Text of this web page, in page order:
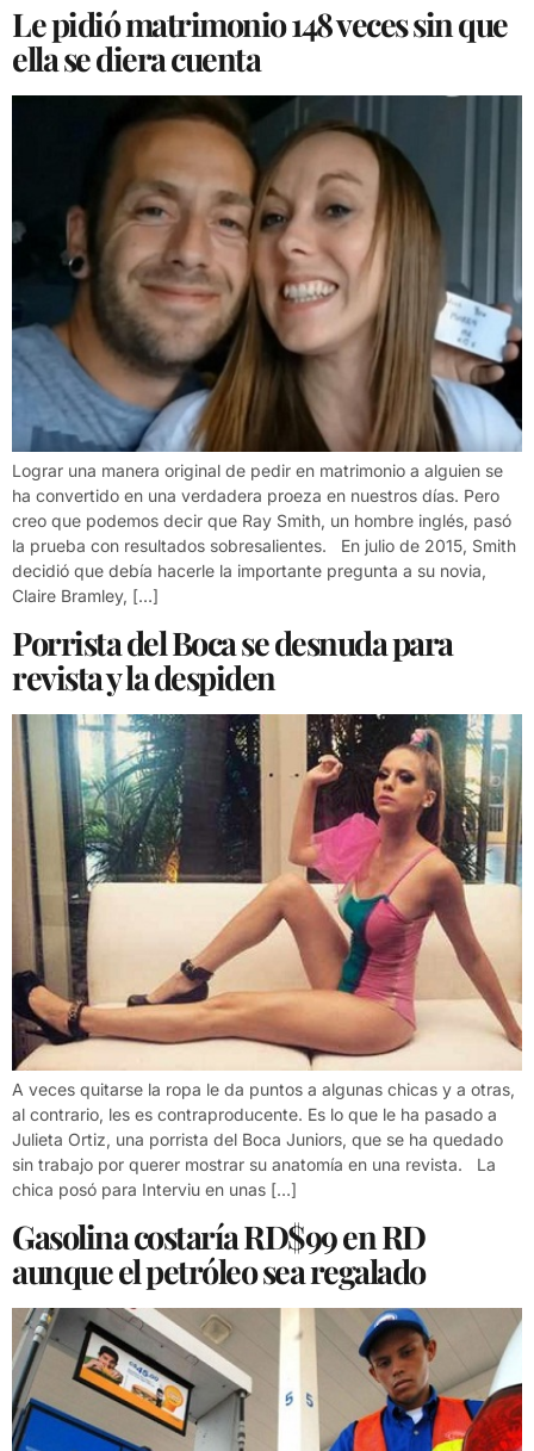
Le pidió matrimonio 148 veces sin que
ella se diera cuenta
Lograr una manera original de pedir en matrimonio a alguien se
ha convertido en una verdadera proeza en nuestros días. Pero
creo que podemos decir que Ray Smith, un hombre inglés, pasó
la prueba con resultados sobresalientes. En julio de 2015, Smith
decidió que debía hacerle la importante pregunta a su novia,
Claire Bramley, […]
Porrista del Boca se desnuda para
revista y la despiden
A veces quitarse la ropa le da puntos a algunas chicas y a otras,
al contrario, les es contraproducente. Es lo que le ha pasado a
Julieta Ortiz, una porrista del Boca Juniors, que se ha quedado
sin trabajo por querer mostrar su anatomía en una revista. La
chica posó para Interviu en unas […]
Gasolina costaría RD$99 en RD
aunque el petróleo sea regalado